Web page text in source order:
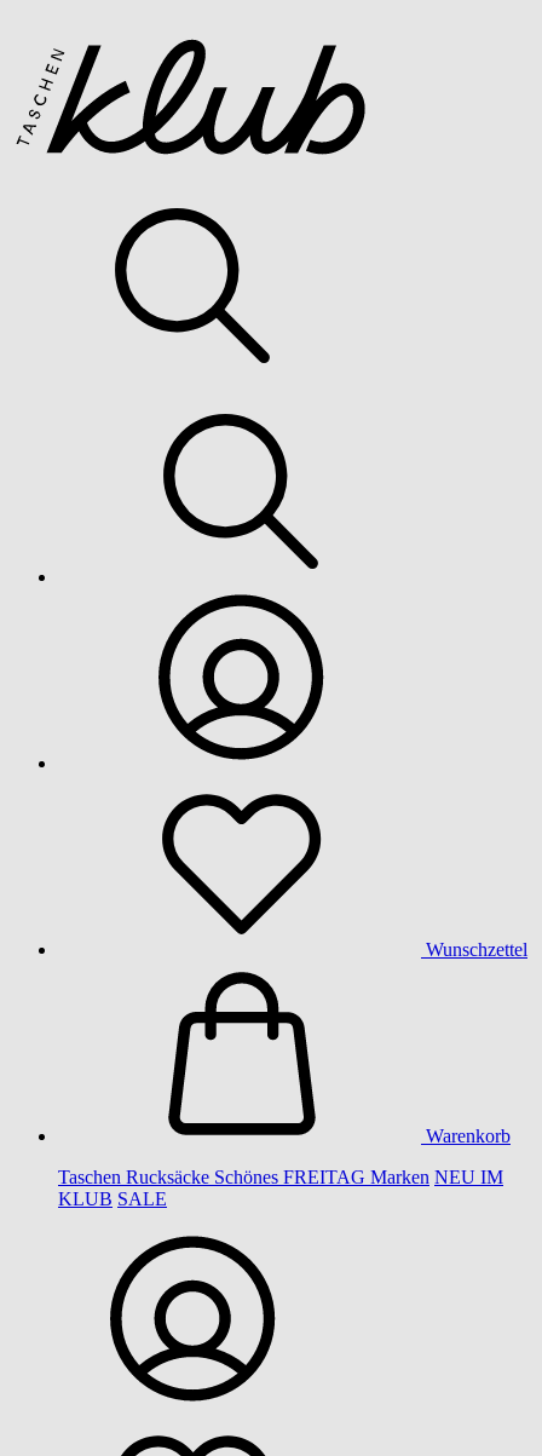
Wunschzettel
Warenkorb
Taschen Rucksäcke Schönes FREITAG Marken NEU IM
KLUB SALE